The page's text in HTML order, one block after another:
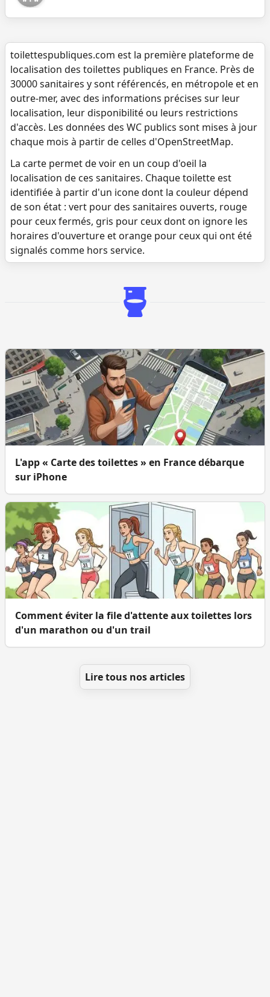
toilettespubliques.com est la première plateforme de
localisation des toilettes publiques en France. Près de
30000 sanitaires y sont référencés, en métropole et en
outre-mer, avec des informations précises sur leur
localisation, leur disponibilité ou leurs restrictions
d'accès. Les données des WC publics sont mises à jour
chaque mois à partir de celles d'OpenStreetMap.
La carte permet de voir en un coup d'oeil la
localisation de ces sanitaires. Chaque toilette est
identifiée à partir d'un icone dont la couleur dépend
de son état : vert pour des sanitaires ouverts, rouge
pour ceux fermés, gris pour ceux dont on ignore les
horaires d'ouverture et orange pour ceux qui ont été
signalés comme hors service.
L'app « Carte des toilettes » en France débarque
sur iPhone
Comment éviter la file d'attente aux toilettes lors
d'un marathon ou d'un trail
Lire tous nos articles